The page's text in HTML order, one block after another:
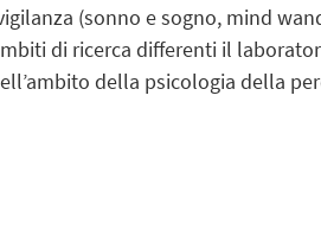
(sonno e sogno, mind
di ricerca differenti il
della psicologia della